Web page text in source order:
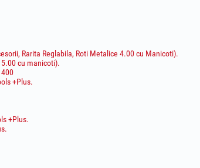
Rarita Reglabila, Roti Metalice 4.00 cu Manicoti).
cu manicoti).
+Plus.
+Plus.